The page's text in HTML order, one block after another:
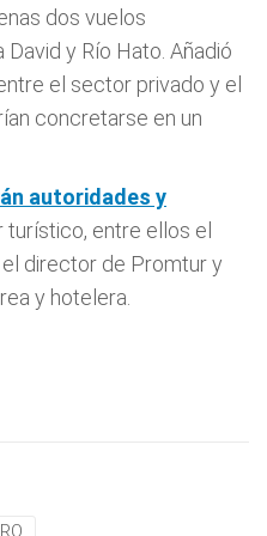
dos vuelos
y Río Hato. Añadió
el sector privado y el
concretarse en un
autoridades y
entre ellos el
director de Promtur y
y hotelera.